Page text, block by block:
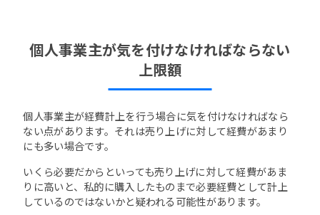
個人事業主が気を付けなければならない
上限額
個人事業主が経費計上を行う場合に気を付けなければなら
ない点があります。それは売り上げに対して経費があまり
にも多い場合です。
いくら必要だからといっても売り上げに対して経費があま
りに高いと、私的に購入したものまで必要経費として計上
しているのではないかと疑われる可能性があります。